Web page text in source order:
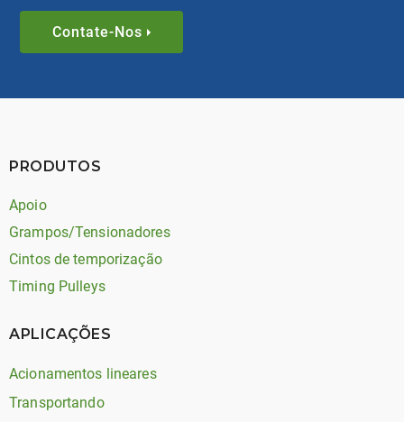
Contate-Nos
PRODUTOS
Apoio
Grampos/Tensionadores
Cintos de temporização
Timing Pulleys
APLICAÇÕES
Acionamentos lineares
Transportando